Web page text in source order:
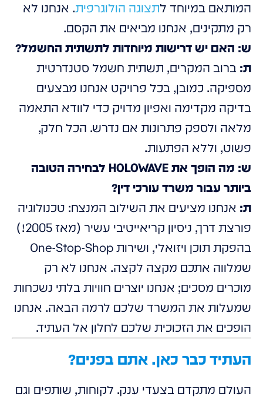
המותאם במיוחד לתצוגה הולוגרפית. אנחנו לא
רק מתקינים, אנחנו מביאים את הקסם.
ש: האם יש דרישות מיוחדות לתשתית החשמל?
ת: ברוב המקרים, תשתית חשמל סטנדרטית
מספיקה. כמובן, בכל פרויקט אנחנו מבצעים
בדיקה מקדימה ואפיון מדויק כדי לוודא התאמה
מלאה ולספק פתרונות אם נדרש. הכל חלק,
פשוט, וללא הפתעות.
ש: מה הופך את HOLOWAVE לבחירה הטובה
ביותר עבור משרד עורכי דין?
ת: אנחנו מציעים את השילוב המנצח: טכנולוגיה
פורצת דרך, ניסיון קריאייטיבי עשיר (מאז 2005!)
בהפקת תוכן ויזואלי, ושירות One-Stop-Shop
שמלווה אתכם מקצה לקצה. אנחנו לא רק
מוכרים מסכים; אנחנו יוצרים חוויות בלתי נשכחות
שמעלות את המשרד שלכם לרמה הבאה. אנחנו
הופכים את הזכוכית שלכם לחלון אל העתיד.
העתיד כבר כאן. אתם בפנים?
העולם מתקדם בצעדי ענק. לקוחות, שותפים וגם